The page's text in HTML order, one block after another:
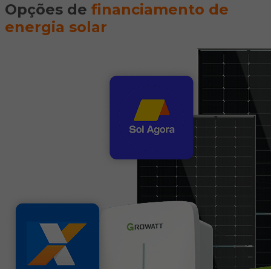
Opções de financiamento de
energia solar